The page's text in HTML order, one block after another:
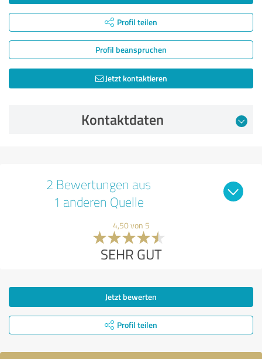
Profil teilen
Profil beanspruchen
Jetzt kontaktieren
Kontaktdaten
2 Bewertungen aus
1 anderen Quelle
4,50 von 5
SEHR GUT
Jetzt bewerten
Profil teilen